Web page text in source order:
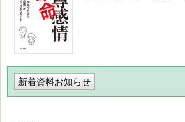
新着資料お知らせ